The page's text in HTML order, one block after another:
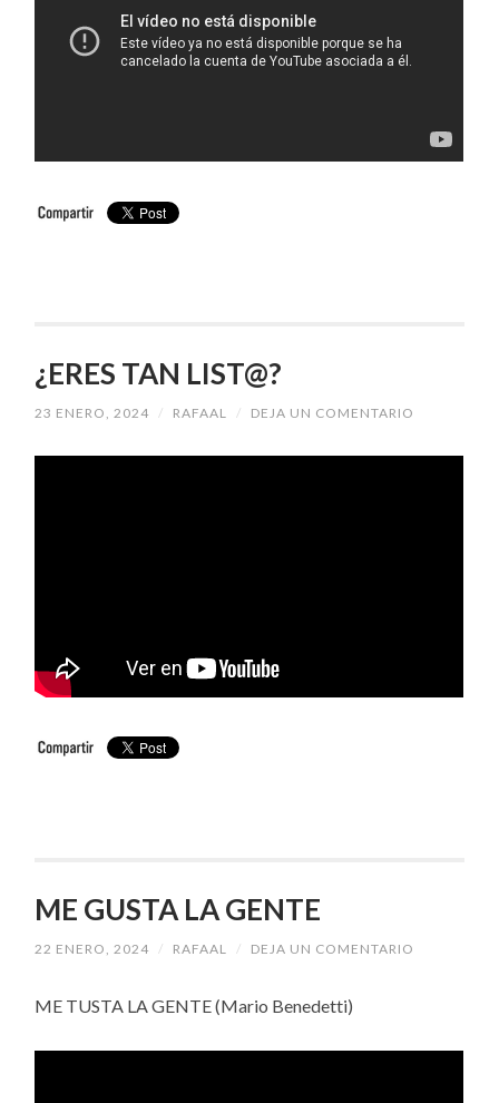
¿ERES TAN LIST@?
23 ENERO, 2024 / RAFAAL / DEJA UN COMENTARIO
ME GUSTA LA GENTE
22 ENERO, 2024 / RAFAAL / DEJA UN COMENTARIO
ME TUSTA LA GENTE (Mario Benedetti)